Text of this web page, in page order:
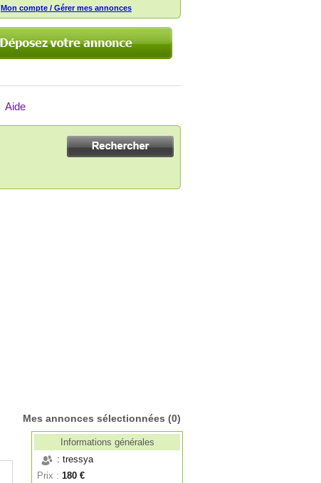
Mon compte / Gérer mes annonces
Aide
Mes annonces sélectionnées (0)
Informations générales
: tressya
Prix : 180 €